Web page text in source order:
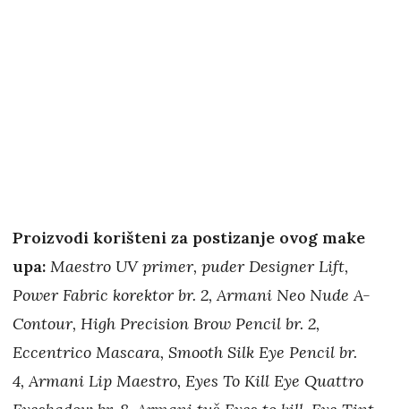
Proizvodi korišteni za postizanje ovog make
upa: Maestro UV primer, puder Designer Lift,
Power Fabric korektor br. 2, Armani Neo Nude A-
Contour, High Precision Brow Pencil br. 2,
Eccentrico Mascara, Smooth Silk Eye Pencil br.
4, Armani Lip Maestro, Eyes To Kill Eye Quattro